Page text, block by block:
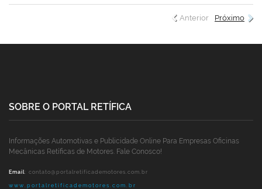
Anterior Próximo
SOBRE O PORTAL RETÍFICA
Informações Automotivas e Publicidade Online Para Empresas Oficinas
Mecânicas Retíficas de Motores. Fale Conosco!
Email : contato@portalretificademotores.com.br
www.portalretificademotores.com.br